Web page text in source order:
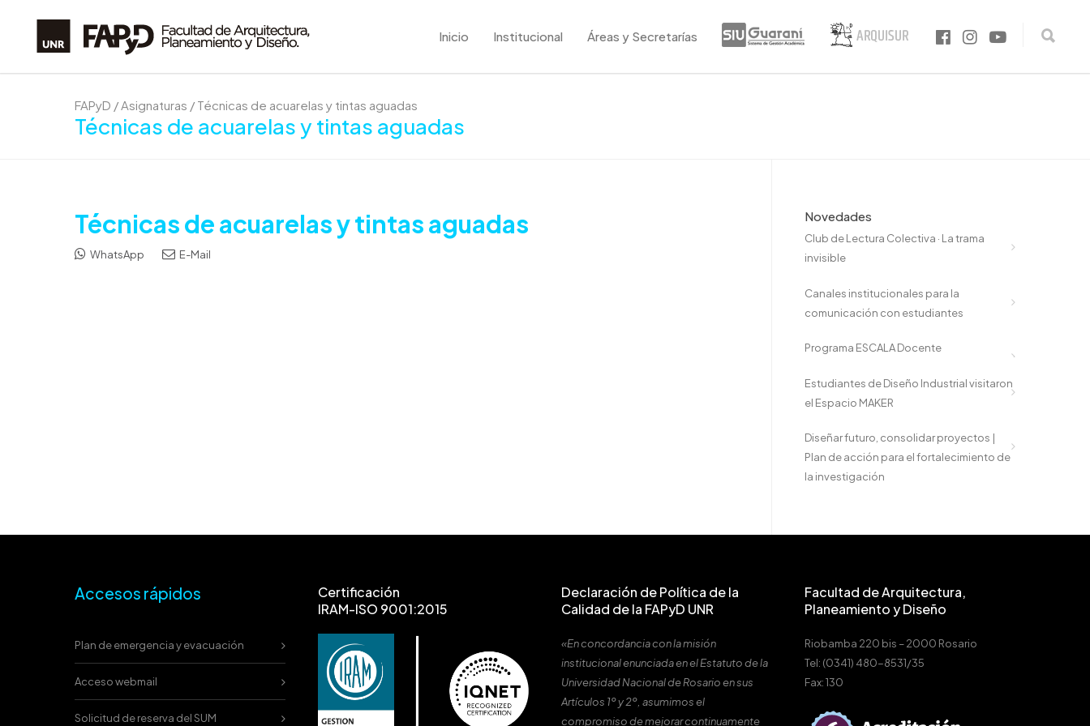
Inicio Institucional Áreas y Secretarías
FAPyD /Asignaturas / Técnicas de acuarelas y tintas aguadas
Técnicas de acuarelas y tintas aguadas
Técnicas de acuarelas y tintas aguadas
WhatsApp E-Mail
Novedades
Club de Lectura Colectiva · La trama
invisible
Canales institucionales para la
comunicación con estudiantes
Programa ESCALA Docente
Estudiantes de Diseño Industrial visitaron
el Espacio MAKER
Diseñar futuro, consolidar proyectos |
Plan de acción para el fortalecimiento de
la investigación
Accesos rápidos
Plan de emergencia y evacuación
Acceso webmail
Solicitud de reserva del SUM
Certificación
IRAM-ISO 9001:2015
Declaración de Política de la
Calidad de la FAPyD UNR
«En concordancia con la misión
institucional enunciada en el Estatuto de la
Universidad Nacional de Rosario en sus
Artículos 1º y 2º, asumimos el
compromiso de mejorar continuamente
Facultad de Arquitectura,
Planeamiento y Diseño
Riobamba 220 bis – 2000 Rosario
Tel: (0341) 480-8531/35
Fax: 130